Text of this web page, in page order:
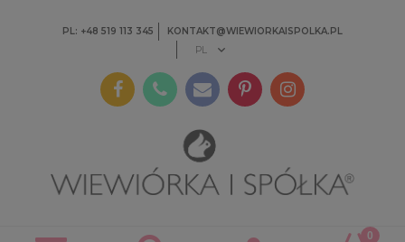
PL: +48 519 113 345 KONTAKT@WIEWIORKAISPOLKA.PL